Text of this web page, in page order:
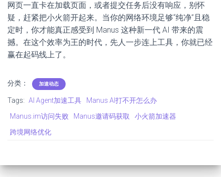
网页一直卡在加载页面，或者提交任务后没有响应，别怀
疑，赶紧把小火箭开起来。当你的网络环境足够“纯净”且稳
定时，你才能真正感受到 Manus 这种新一代 AI 带来的震
撼。在这个效率为王的时代，先人一步连上工具，你就已经
赢在起码线上了。
分类： 加速动态
Tags: AI Agent加速工具
Manus AI打不开怎么办
Manus.im访问失败
Manus邀请码获取
小火箭加速器
跨境网络优化